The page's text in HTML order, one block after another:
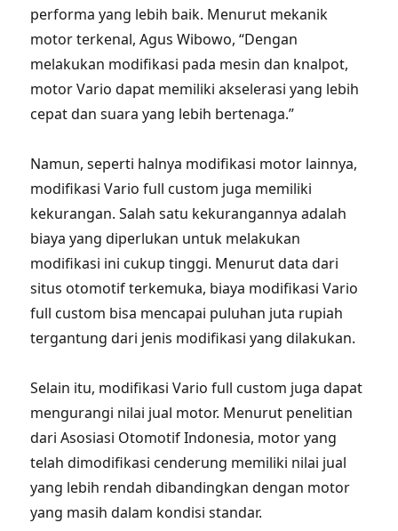
performa yang lebih baik. Menurut mekanik
motor terkenal, Agus Wibowo, “Dengan
melakukan modifikasi pada mesin dan knalpot,
motor Vario dapat memiliki akselerasi yang lebih
cepat dan suara yang lebih bertenaga.”
Namun, seperti halnya modifikasi motor lainnya,
modifikasi Vario full custom juga memiliki
kekurangan. Salah satu kekurangannya adalah
biaya yang diperlukan untuk melakukan
modifikasi ini cukup tinggi. Menurut data dari
situs otomotif terkemuka, biaya modifikasi Vario
full custom bisa mencapai puluhan juta rupiah
tergantung dari jenis modifikasi yang dilakukan.
Selain itu, modifikasi Vario full custom juga dapat
mengurangi nilai jual motor. Menurut penelitian
dari Asosiasi Otomotif Indonesia, motor yang
telah dimodifikasi cenderung memiliki nilai jual
yang lebih rendah dibandingkan dengan motor
yang masih dalam kondisi standar.